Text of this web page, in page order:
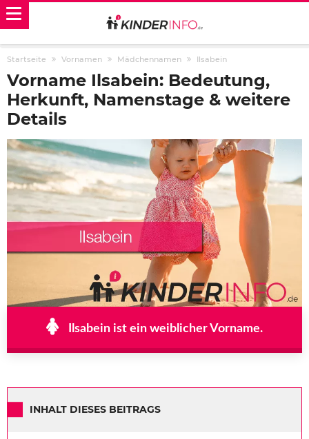
Startseite Vornamen Mädchennamen Ilsabein
Vorname Ilsabein: Bedeutung,
Herkunft, Namenstage & weitere
Details
Ilsabein ist ein weiblicher Vorname.
INHALT DIESES BEITRAGS